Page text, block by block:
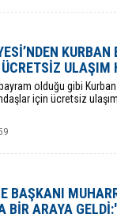
KURBAN
ULAŞIM
olduğu gibi Kurban
için ücretsiz
BAŞKANI
BİR ARAYA